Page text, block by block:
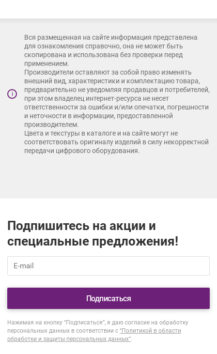
i
Вся размещенная на сайте информация представлена
для ознакомления справочно, она не может быть
скопирована и использована без проверки перед
применением.
Производители оставляют за собой право изменять
внешний вид, характеристики и комплектацию товара,
предварительно не уведомляя продавцов и потребителей,
при этом владелец интернет-ресурса не несет
ответственности за ошибки и/или опечатки, погрешности
и неточности в информации, предоставленной
производителем.
Цвета и текстуры в каталоге и на сайте могут не
соответствовать оригиналу изделий в силу некорректной
передачи цифрового оборудования.
Подпишитесь на акции и
специальные предложения!
Подписаться
Нажимая на кнопку “Подписаться”, я даю согласие на обработку
персональных данных в соответствии с “Политикой в области
обработки и защиты персональных данных”